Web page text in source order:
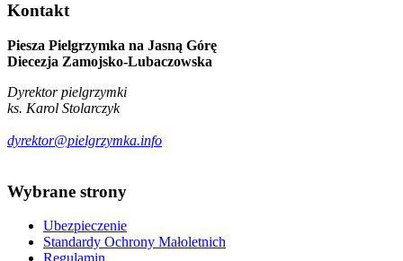
Kontakt
Piesza Pielgrzymka na Jasną Górę
Diecezja Zamojsko-Lubaczowska
Dyrektor pielgrzymki
ks. Karol Stolarczyk
dyrektor@pielgrzymka.info
Wybrane strony
Ubezpieczenie
Standardy Ochrony Małoletnich